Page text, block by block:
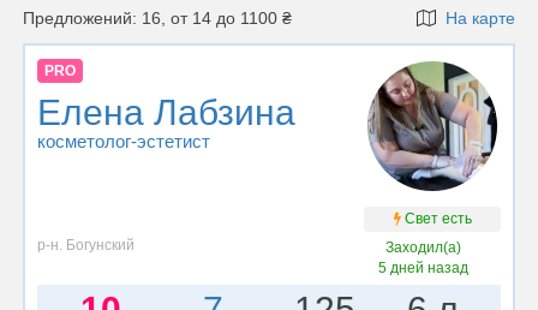
Предложений: 16, от 14 до 1100 ₴ На карте
PRO
Елена Лабзина
косметолог-эстетист
Свет есть
р-н. Богунский
Заходил(а)
5 дней назад